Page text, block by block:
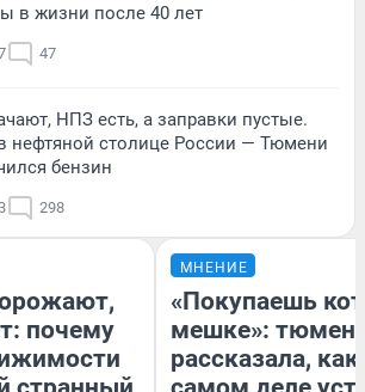
в жизни после 40 лет
47
НПЗ есть, а заправки пустые.
нефтяной столице России — Тюмени
бензин
298
почему
МНЕНИЕ
«Покупаешь
мешке»:
рассказала, как